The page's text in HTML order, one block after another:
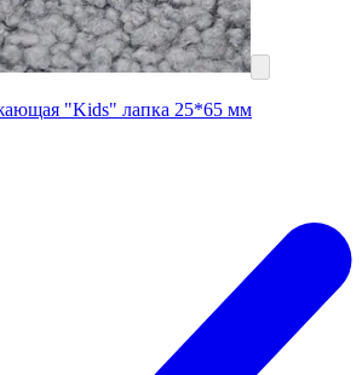
"Kids" лапка 25*65 мм